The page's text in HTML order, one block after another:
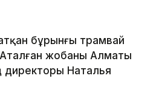
бұрынғы трамвай
жобаны Алматы
директоры Наталья